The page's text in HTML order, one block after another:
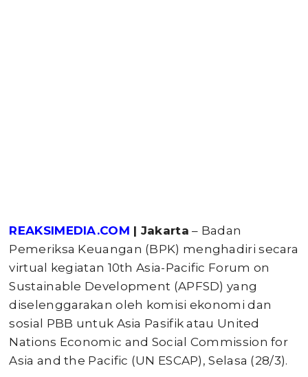
REAKSIMEDIA.COM | Jakarta – Badan
Pemeriksa Keuangan (BPK) menghadiri secara
virtual kegiatan 10th Asia-Pacific Forum on
Sustainable Development (APFSD) yang
diselenggarakan oleh komisi ekonomi dan
sosial PBB untuk Asia Pasifik atau United
Nations Economic and Social Commission for
Asia and the Pacific (UN ESCAP), Selasa (28/3).